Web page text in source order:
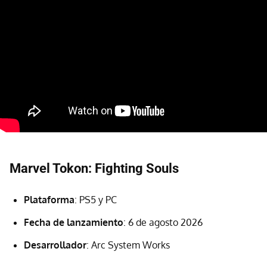
Marvel Tokon: Fighting Souls
Plataforma: PS5 y PC
Fecha de lanzamiento: 6 de agosto 2026
Desarrollador: Arc System Works